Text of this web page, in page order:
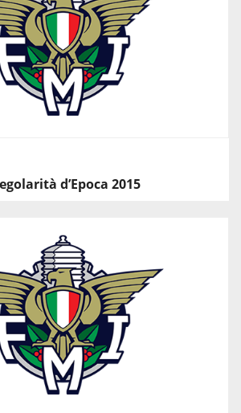
d’Epoca 2015